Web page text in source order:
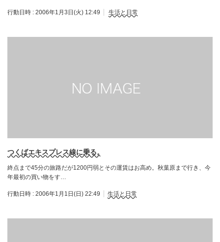
行動日時 : 2006年1月3日(火) 12:49 生活と日常
つくばエキスプレス線に乗る。
終点まで45分の旅路だが1200円弱とその運賃はお高め。秋葉原まで行き、今
年最初の買い物をす…
行動日時 : 2006年1月1日(日) 22:49 生活と日常